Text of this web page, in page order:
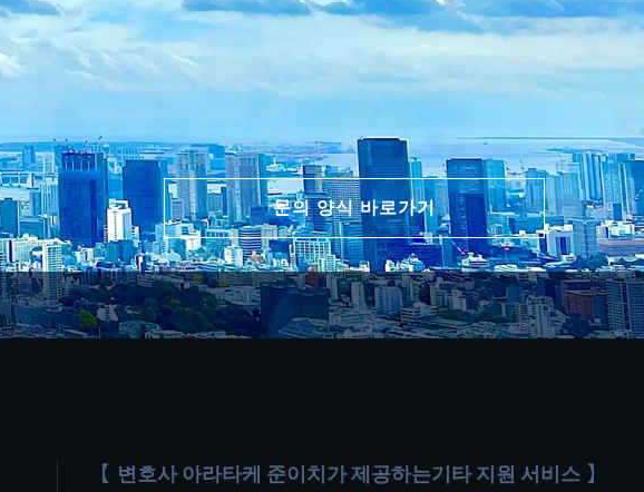
문의 양식 바로가기
변호사 아라타케 준이치가 제공하는기타 지원 서비스